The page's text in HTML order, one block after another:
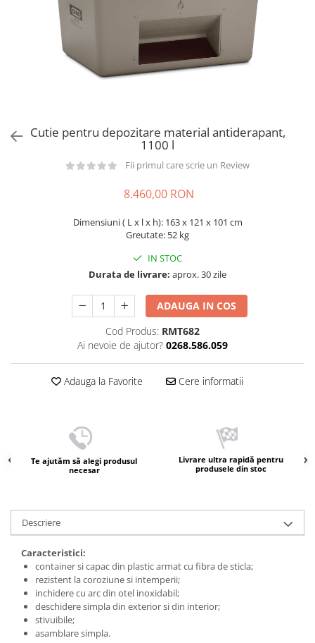
din plastic
Rezervoare stationare supraterane
Rezervoare stationare subterane
Cutie pentru depozitare material antiderapant,
1100 l
Fii primul care scrie un Review
8.460,00 RON
Dimensiuni ( L x l x h): 163 x 121 x 101 cm
Greutate: 52 kg
IN STOC
Durata de livrare: aprox. 30 zile
ADAUGA IN COS
Cod Produs: RMT682
Ai nevoie de ajutor? 0268.586.059
Adauga la Favorite Cere informatii
Te ajutăm să alegi produsul
necesar
Livrare ultra rapidă pentru
produsele din stoc
Descriere
Caracteristici:
container si capac din plastic armat cu fibra de sticla;
rezistent la coroziune si intemperii;
inchidere cu arc din otel inoxidabil;
deschidere simpla din exterior si din interior;
stivuibile;
asamblare simpla.